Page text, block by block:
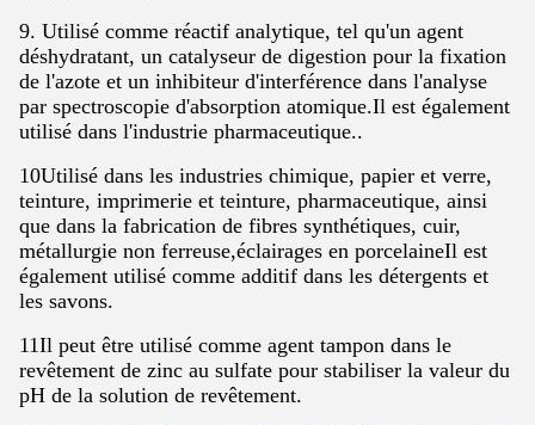
9. Utilisé comme réactif analytique, tel qu'un agent
déshydratant, un catalyseur de digestion pour la fixation
de l'azote et un inhibiteur d'interférence dans l'analyse
par spectroscopie d'absorption atomique.Il est également
utilisé dans l'industrie pharmaceutique..
10Utilisé dans les industries chimique, papier et verre,
teinture, imprimerie et teinture, pharmaceutique, ainsi
que dans la fabrication de fibres synthétiques, cuir,
métallurgie non ferreuse,éclairages en porcelaineIl est
également utilisé comme additif dans les détergents et
les savons.
11Il peut être utilisé comme agent tampon dans le
revêtement de zinc au sulfate pour stabiliser la valeur du
pH de la solution de revêtement.